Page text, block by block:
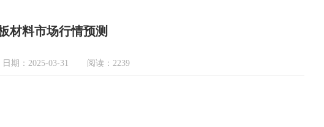
材料市场行情预测
日期：2025-03-31 阅读：2239